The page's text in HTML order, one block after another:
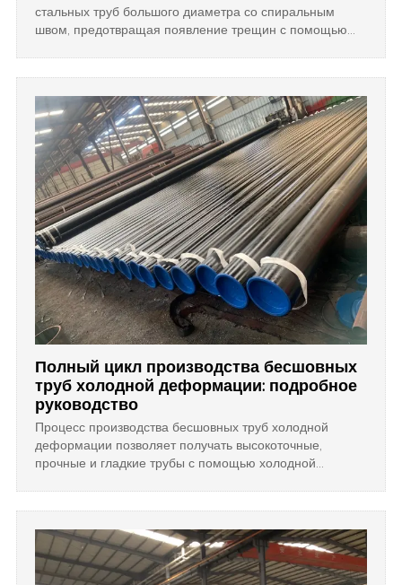
стальных труб большого диаметра со спиральным
швом, предотвращая появление трещин с помощью
Полный цикл производства бесшовных
труб холодной деформации: подробное
руководство
Процесс производства бесшовных труб холодной
деформации позволяет получать высокоточные,
прочные и гладкие трубы с помощью холодной